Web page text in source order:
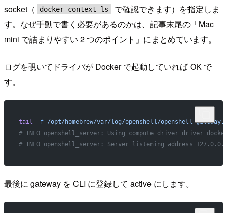
socket（
docker context ls
で確認できます）を指定しま
す。なぜ手動で書く必要があるのかは、記事末尾の「Mac
mini で詰まりやすい 2 つのポイント」にまとめています。
ログを覗いてドライバが Docker で起動していれば OK で
す。
tail -f /opt/homebrew/var/log/openshell/openshell-
# INFO openshell_server: Using compute driver
# INFO openshell_server: Server listening
最後に gateway を CLI に登録して active にします。